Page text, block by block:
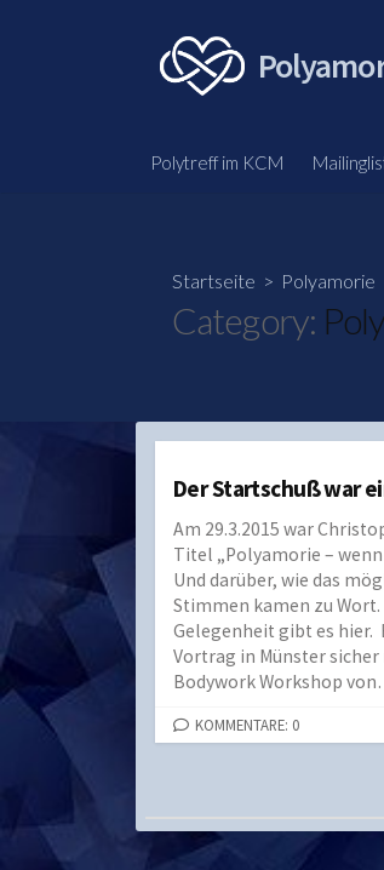
Polytreff im KCM
Startseite > Polyamorie
Category:
Der Startschuß war
Am 29.3.2015 war
Titel „Polyamorie –
Und darüber, wie das
Stimmen kamen zu
Gelegenheit gibt es hier.
Vortrag in Münster
Bodywork Workshop
KOMMENTARE: 0
der